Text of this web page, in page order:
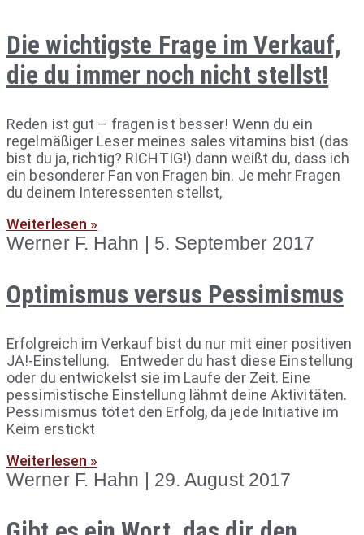
Die wichtigste Frage im Verkauf,
die du immer noch nicht stellst!
Reden ist gut – fragen ist besser! Wenn du ein
regelmäßiger Leser meines sales vitamins bist (das
bist du ja, richtig? RICHTIG!) dann weißt du, dass ich
ein besonderer Fan von Fragen bin. Je mehr Fragen
du deinem Interessenten stellst,
Weiterlesen »
Werner F. Hahn 5. September 2017
Optimismus versus Pessimismus
Erfolgreich im Verkauf bist du nur mit einer positiven
JA!-Einstellung. Entweder du hast diese Einstellung
oder du entwickelst sie im Laufe der Zeit. Eine
pessimistische Einstellung lähmt deine Aktivitäten.
Pessimismus tötet den Erfolg, da jede Initiative im
Keim erstickt
Weiterlesen »
Werner F. Hahn 29. August 2017